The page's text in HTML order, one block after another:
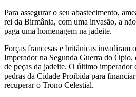
Para assegurar o seu abastecimento,
rei da Birmânia, com uma invasão, a
paga uma homenagem na jadeite.
Forças francesas e britânicas invadiram
Imperador na Segunda Guerra do
de peças da jadeite. O último imperador
pedras da Cidade Proibida para
recuperar o Trono Celestial.